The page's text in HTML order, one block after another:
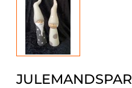
JULEMANDSPAR